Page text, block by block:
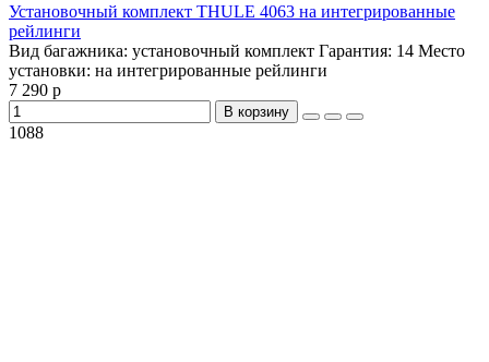
Установочный комплект THULE 4063 на интегрированные
рейлинги
Вид багажника: установочный комплект Гарантия: 14 Место
установки: на интегрированные рейлинги
7 290 р
В корзину
1088